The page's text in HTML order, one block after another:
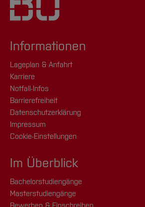
Informationen
Lageplan & Anfahrt
Karriere
Notfall-Infos
Barrierefreiheit
Datenschutzerklärung
Impressum
Cookie-Einstellungen
Im Überblick
Bachelorstudiengänge
Masterstudiengänge